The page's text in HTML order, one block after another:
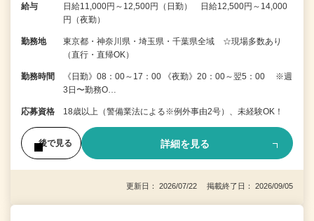
給与
日給11,000円～12,500円（日勤） 日給12,500円～14,000
円（夜勤）
勤務地
東京都・神奈川県・埼玉県・千葉県全域 ☆現場多数あり
（直行・直帰OK）
勤務時間
《日勤》08：00～17：00 《夜勤》20：00～翌5：00 ※週
3日〜勤務O…
応募資格 18歳以上（警備業法による※例外事由2号）、未経験OK！
後で見る 詳細を見る
更新日： 2026/07/22 掲載終了日： 2026/09/05